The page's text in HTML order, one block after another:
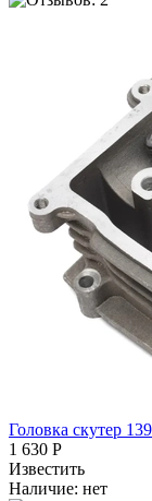
Головка скутер
1 630 Р
Известить
Наличие: нет